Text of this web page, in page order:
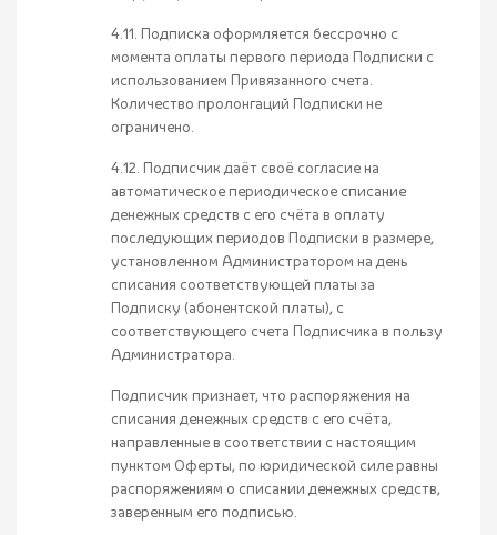
4.11. Подписка оформляется бессрочно с
момента оплаты первого периода Подписки с
использованием Привязанного счета.
Количество пролонгаций Подписки не
ограничено.
4.12. Подписчик даёт своё согласие на
автоматическое периодическое списание
денежных средств с его счёта в оплату
последующих периодов Подписки в размере,
установленном Администратором на день
списания соответствующей платы за
Подписку (абонентской платы), с
соответствующего счета Подписчика в пользу
Администратора.
Подписчик признает, что распоряжения на
списания денежных средств с его счёта,
направленные в соответствии с настоящим
пунктом Оферты, по юридической силе равны
распоряжениям о списании денежных средств,
заверенным его подписью.